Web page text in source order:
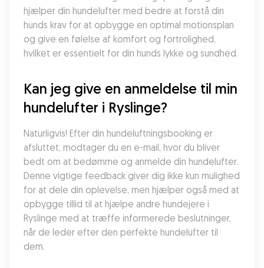
hjælper din hundelufter med bedre at forstå din
hunds krav for at opbygge en optimal motionsplan
og give en følelse af komfort og fortrolighed,
hvilket er essentielt for din hunds lykke og sundhed.
Kan jeg give en anmeldelse til min
hundelufter i Ryslinge?
Naturligvis! Efter din hundeluftningsbooking er
afsluttet, modtager du en e-mail, hvor du bliver
bedt om at bedømme og anmelde din hundelufter.
Denne vigtige feedback giver dig ikke kun mulighed
for at dele din oplevelse, men hjælper også med at
opbygge tillid til at hjælpe andre hundejere i
Ryslinge med at træffe informerede beslutninger,
når de leder efter den perfekte hundelufter til
dem.